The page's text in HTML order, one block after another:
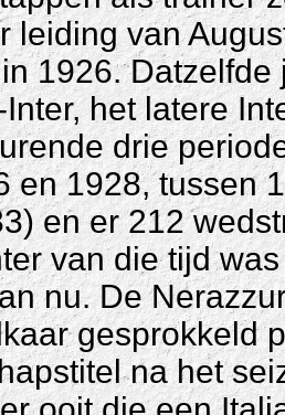
leiding van
1926.
het latere
drie
en 1928, tussen
en er 212
van die tijd
nu. De
gesprokkeld
na het